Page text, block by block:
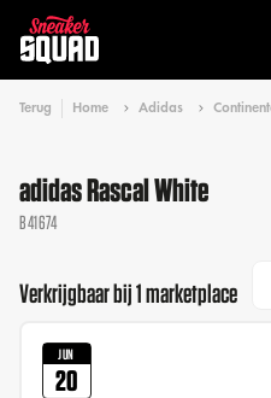
Terug Home Adidas
adidas Rascal White
B41674
Verkrijgbaar bij 1 marketplace
JUN
20